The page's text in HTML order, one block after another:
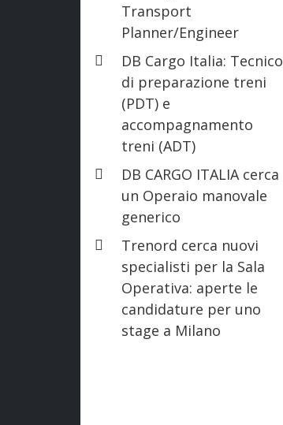
Transport
Planner/Engineer
DB Cargo Italia: Tecnico
di preparazione treni
(PDT) e
accompagnamento
treni (ADT)
DB CARGO ITALIA cerca
un Operaio manovale
generico
Trenord cerca nuovi
specialisti per la Sala
Operativa: aperte le
candidature per uno
stage a Milano